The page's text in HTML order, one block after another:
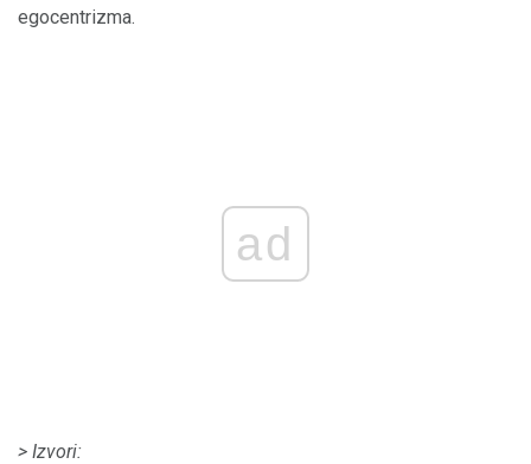
egocentrizma.
ad
> Izvori: